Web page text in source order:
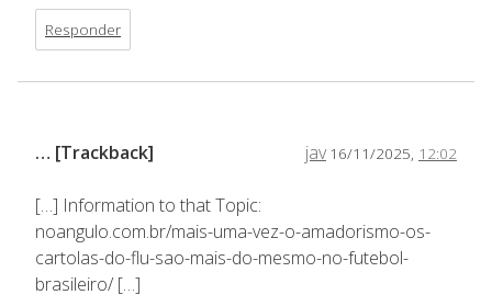
Responder
jav 16/11/2025, 12:02
… [Trackback]
[…] Information to that Topic:
noangulo.com.br/mais-uma-vez-o-amadorismo-os-
cartolas-do-flu-sao-mais-do-mesmo-no-futebol-
brasileiro/ […]